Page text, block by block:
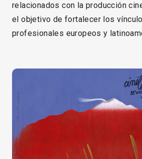
relacionados con la producción
el objetivo de fortalecer los
profesionales europeos y